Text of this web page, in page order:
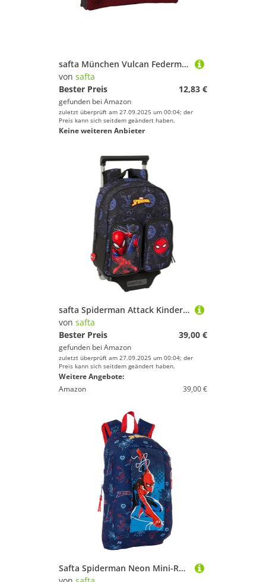
safta München Vulcan Federmäppchen, dreifach, für Kinder, ideal für Kinder im Schulalter, bequem und vielseitig, Qualität und Widerstandsfähigkeit, 22 x 3 x 12 cm, Schwarz, M, Lässig
von safta
Bester Preis
12,83 €
gefunden bei Amazon
zuletzt überprüft am 27.09.2025 um 00:04; der
Preis kann sich seitdem geändert haben.
Keine weiteren Anbieter
safta Spiderman Attack Kinderrucksack mit Trolley 705, ideal für Kinder verschiedener Altersgruppen, bequem und vielseitig, Qualität und Widerstandsfähigkeit, 27 x 10 x 33 cm, Schwarz, M, Casual
von safta
Bester Preis
39,00 €
gefunden bei Amazon
zuletzt überprüft am 27.09.2025 um 00:04; der
Preis kann sich seitdem geändert haben.
Weitere Angebote:
Amazon
39,00 €
Safta Spiderman Neon Mini-Rucksack für den täglichen Gebrauch, ideal für Kinder verschiedener Altersgruppen, bequem und vielseitig, Qualität und Widerstandsfähigkeit, 22 x 10 x 39 cm, Marineblau,